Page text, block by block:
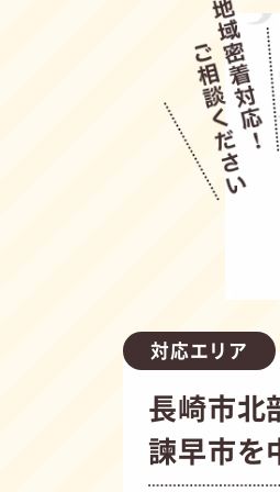
対応エリア
長崎市北
諫早市を